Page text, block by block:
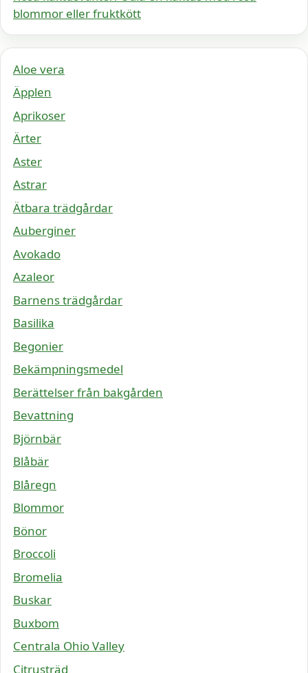
blommor eller fruktkött
Aloe vera
Äpplen
Aprikoser
Ärter
Aster
Astrar
Ätbara trädgårdar
Auberginer
Avokado
Azaleor
Barnens trädgårdar
Basilika
Begonier
Bekämpningsmedel
Berättelser från bakgården
Bevattning
Björnbär
Blåbär
Blåregn
Blommor
Bönor
Broccoli
Bromelia
Buskar
Buxbom
Centrala Ohio Valley
Citrusträd